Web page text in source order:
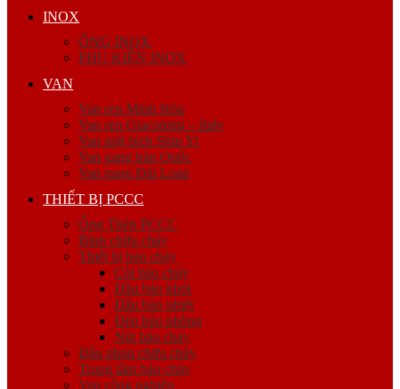
INOX
ỐNG INOX
PHỤ KIỆN INOX
VAN
Van ren Minh Hòa
Van ren Giacomini – Italy
Van mặt bích Shin Yi
Van gang hàn Quốc
Van gang Đài Loan
THIẾT BỊ PCCC
Ống Thép PCCC
Bình chữa cháy
Thiết bị báo cháy
Còi báo cháy
Đầu báo khói
Đầu báo nhiệt
Đèn báo phòng
Nút báo cháy
Đầu phun chữa cháy
Trung tâm báo cháy
Van công nghiệp